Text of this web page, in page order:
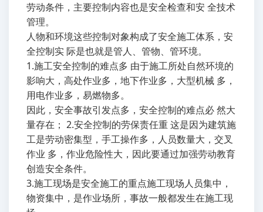
劳动条件，主要控制内容也是安全检查和安 全技术
管理。
人物和环境这些控制对象构成了安全施工体系，安
全控制实 际是也就是管人、管物、管环境。
1.施工安全控制的难点多 由于施工所处自然环境的
影响大，高处作业多，地下作业多，大型机械 多，
用电作业多，易燃物多。
因此，安全事故引发点多，安全控制的难点必 然大
量存在； 2.安全控制的劳保责任重 这是因为建筑施
工是劳动密集型，手工操作多，人员数量大，交叉
作业 多，作业危险性大，因此要通过加强劳动教育
创造安全条件。
3.施工现场是安全施工的重点施工现场人员集中，
物资集中，是作业场所，事故一般都发生在施工现